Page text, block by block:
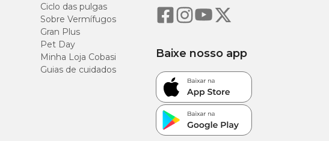
2 comprimidos
3 comprimidos
4 comprimidos
Ciclo das pulgas
Sobre Vermífugos
Gran Plus
Pet Day
Minha Loja Cobasi
Guias de cuidados
Baixe nosso app